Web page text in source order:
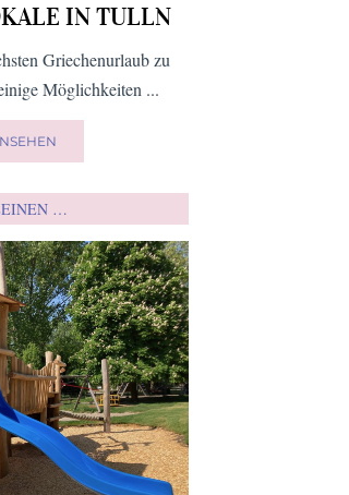
IN TULLN
Griechenurlaub zu
Möglichkeiten ...
…